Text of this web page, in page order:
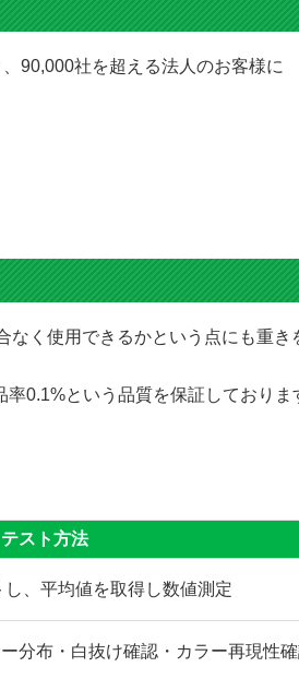
90,000社を超える法人のお客様に
なく使用できるかという点にも重き
0.1%という品質を保証しておりま
テスト方法
、平均値を取得し数値測定
分布・白抜け確認・カラー再現性